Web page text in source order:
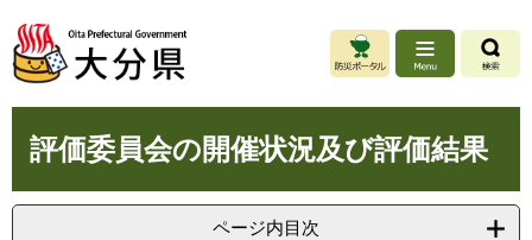
ジ
先
。
ュ
を
て
評価委員会の開催状況及び評価結果
ページ内目次